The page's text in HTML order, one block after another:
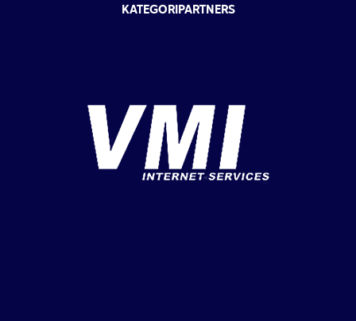
KATEGORIPARTNERS